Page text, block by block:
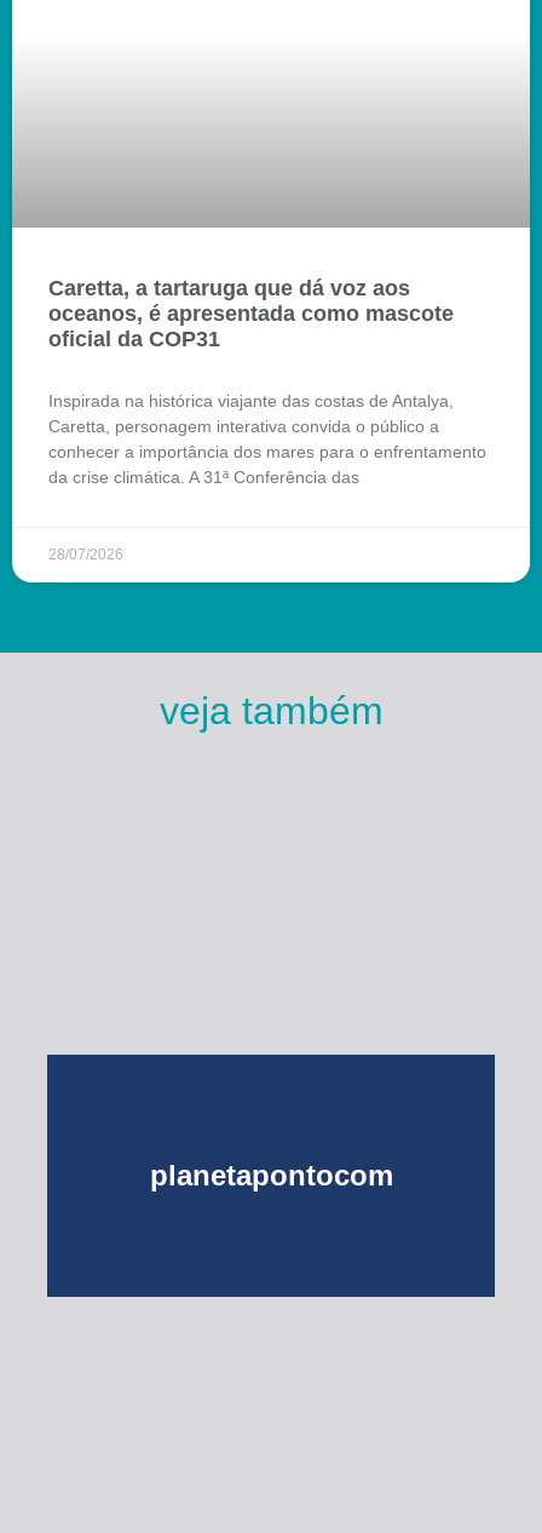
Caretta, a tartaruga que dá voz aos
oceanos, é apresentada como mascote
oficial da COP31
Inspirada na histórica viajante das costas de Antalya,
Caretta, personagem interativa convida o público a
conhecer a importância dos mares para o enfrentamento
da crise climática. A 31ª Conferência das
28/07/2026
veja também
planetapontocom